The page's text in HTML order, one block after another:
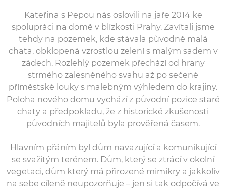
Kateřina s Pepou nás oslovili na jaře 2014 ke
spolupráci na domě v blízkosti Prahy. Zavítali jsme
tehdy na pozemek, kde stávala původně malá
chata, obklopená vzrostlou zelení s malým sadem v
zádech. Rozlehlý pozemek přechází od hrany
strmého zalesněného svahu až po sečené
příměstské louky s malebným výhledem do krajiny.
Poloha nového domu vychází z původní pozice staré
chaty a předpokladu, že z historické zkušenosti
původních majitelů byla prověřená časem.
Hlavním přáním byl dům navazující a komunikující
se svažitým terénem. Dům, který se ztrácí v okolní
vegetaci, dům který má přirozené mimikry a jakkoliv
na sebe cíleně neupozorňuje – jen si tak odpočívá ve